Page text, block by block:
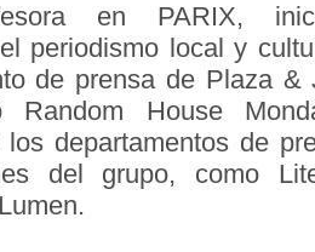
en PARIX,
periodismo local y
de prensa de Plaza &
Random House
departamentos de
del grupo, como